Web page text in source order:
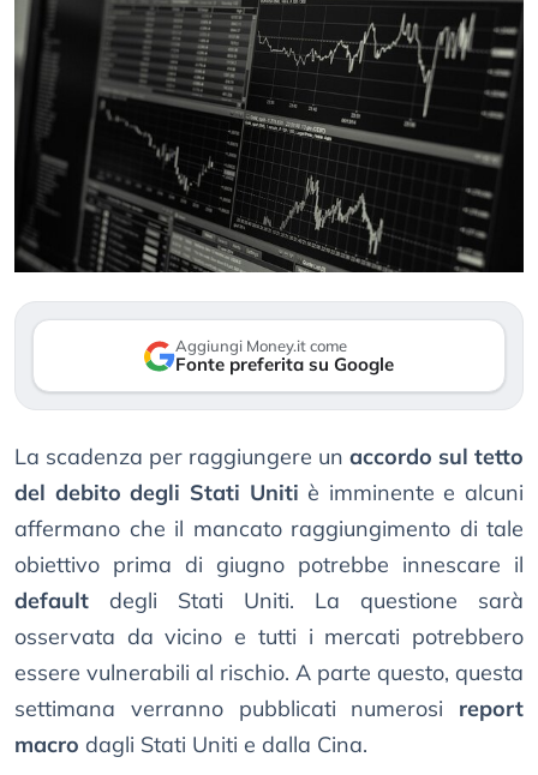
Aggiungi Money.it come
Fonte preferita su Google
La scadenza per raggiungere un accordo sul tetto
del debito degli Stati Uniti è imminente e alcuni
affermano che il mancato raggiungimento di tale
obiettivo prima di giugno potrebbe innescare il
default degli Stati Uniti. La questione sarà
osservata da vicino e tutti i mercati potrebbero
essere vulnerabili al rischio. A parte questo, questa
settimana verranno pubblicati numerosi report
macro dagli Stati Uniti e dalla Cina.